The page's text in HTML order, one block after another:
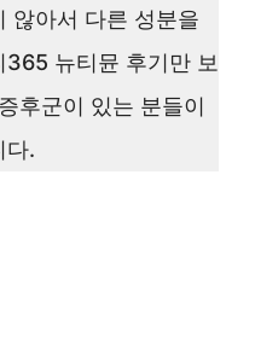
않아서 다른 성분을
뉴티뮨 후기만 보
후군이 있는 분들이
다.